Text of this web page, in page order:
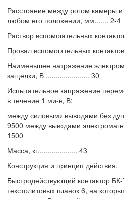
Расстояние между рогом камеры
любом его положении, мм....... 2-4
Раствор вспомогательных
Провал вспомогательных
Наименьшее напряжение
защелки, В ...................... 30
Испытательное напряжение
в течение 1 ми-н, В:
между силовыми выводами без
9500 между выводами
1500
Масса, кг.................... 43
Конструкция и принцип действия.
Быстродействующий контактор БК-
текстолитовых планок 6, на